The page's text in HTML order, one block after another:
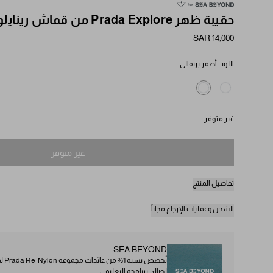
حقيبة ظهر Prada Explore من قماش رينايلون والجلد
SAR 14,000
اللون أصفر برتقالي
غير متوفر
غير متوفر
تفاصيل المنتج
الشحن وعمليات الإرجاع مجاناً
SEA BEYOND
لصالح برنامجه التعليمي.